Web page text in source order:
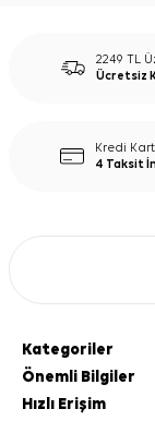
2249 TL
Ücretsiz
Kredi
4 Taksit
Kategoriler
Önemli Bilgiler
Hızlı Erişim